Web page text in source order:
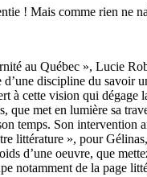
! Mais comme rien ne
au Québec », Lucie
d’une discipline du savoir
à cette vision qui
que met en lumière sa
temps. Son intervention
littérature », pour
d’une oeuvre, que
notamment de la page